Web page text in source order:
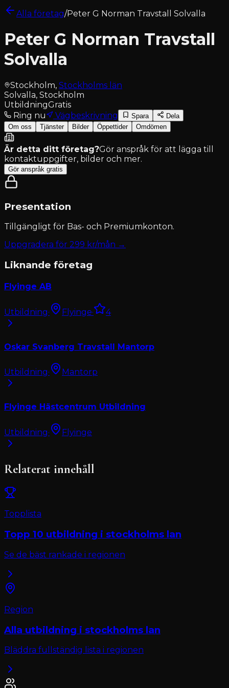
Alla företag/Peter G Norman Travstall Solvalla
Peter G Norman Travstall
Solvalla
Stockholm, Stockholms län
Solvalla, Stockholm
UtbildningGratis
Ring nu
Vägbeskrivning Spara
Dela
Om oss
Tjänster Bilder Öppettider Omdömen
Är detta ditt företag?Gör anspråk för att lägga till
kontaktuppgifter, bilder och mer.
Gör anspråk gratis
Presentation
Tillgängligt för Bas- och Premiumkonton.
Uppgradera för 299 kr/mån →
Liknande företag
Flyinge AB
Utbildning· Flyinge· 4
Oskar Svanberg Travstall Mantorp
Utbildning· Mantorp
Flyinge Hästcentrum Utbildning
Utbildning· Flyinge
Relaterat innehåll
Topplista
Topp 10 utbildning i stockholms lan
Se de bäst rankade i regionen
Region
Alla utbildning i stockholms lan
Bläddra fullständig lista i regionen